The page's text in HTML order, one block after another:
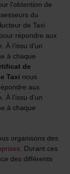
l’obtention de
du
de Taxi
répondre aux
l’issu d’un
à chaque
de
Taxi nous
aux
l’issu d’un
à chaque
organisons des
. Durant ces
des différents